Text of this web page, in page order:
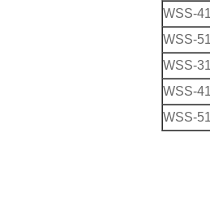
WSS-
WSS-
WSS-
WSS-
WSS-